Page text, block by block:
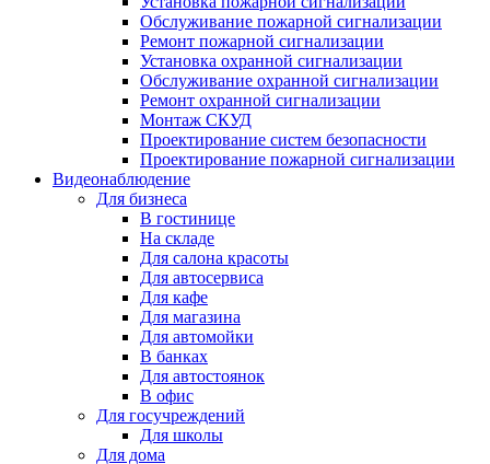
Обслуживание пожарной сигнализации
Ремонт пожарной сигнализации
Установка охранной сигнализации
Обслуживание охранной сигнализации
Ремонт охранной сигнализации
Монтаж СКУД
Проектирование систем безопасности
Проектирование пожарной сигнализации
Видеонаблюдение
Для бизнеса
В гостинице
На складе
Для салона красоты
Для автосервиса
Для кафе
Для магазина
Для автомойки
В банках
Для автостоянок
В офис
Для госучреждений
Для школы
Для дома